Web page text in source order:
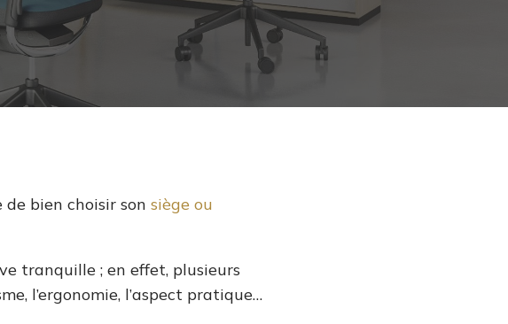
bien choisir son siège ou
tranquille ; en effet, plusieurs
l’ergonomie, l’aspect pratique…